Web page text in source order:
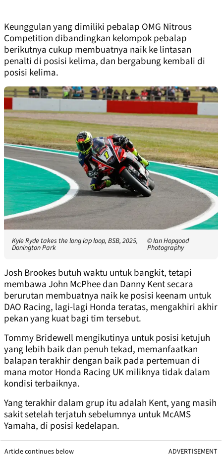
Keunggulan yang dimiliki pebalap OMG Nitrous
Competition dibandingkan kelompok pebalap
berikutnya cukup membuatnya naik ke lintasan
penalti di posisi kelima, dan bergabung kembali di
posisi kelima.
Kyle Ryde takes the long lap loop, BSB, 2025,
Donington Park
© Ian Hopgood
Photography
Josh Brookes butuh waktu untuk bangkit, tetapi
membawa John McPhee dan Danny Kent secara
berurutan membuatnya naik ke posisi keenam untuk
DAO Racing, lagi-lagi Honda teratas, mengakhiri akhir
pekan yang kuat bagi tim tersebut.
Tommy Bridewell mengikutinya untuk posisi ketujuh
yang lebih baik dan penuh tekad, memanfaatkan
balapan terakhir dengan baik pada pertemuan di
mana motor Honda Racing UK miliknya tidak dalam
kondisi terbaiknya.
Yang terakhir dalam grup itu adalah Kent, yang masih
sakit setelah terjatuh sebelumnya untuk McAMS
Yamaha, di posisi kedelapan.
Article continues below ADVERTISEMENT